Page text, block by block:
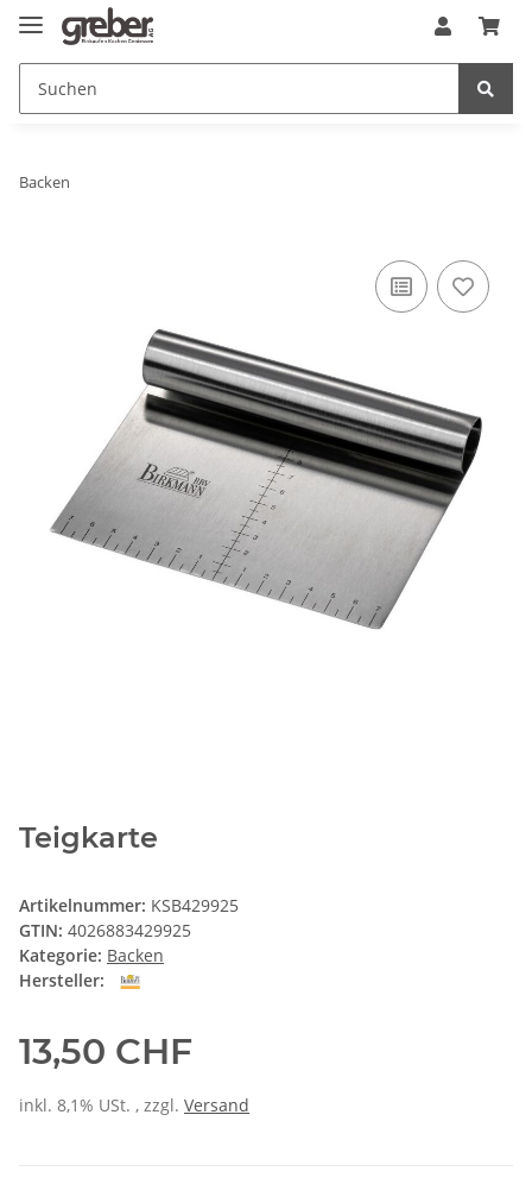
Backen
Teigkarte
Artikelnummer: KSB429925
GTIN: 4026883429925
Kategorie: Backen
Hersteller:
13,50 CHF
inkl. 8,1% USt. , zzgl. Versand